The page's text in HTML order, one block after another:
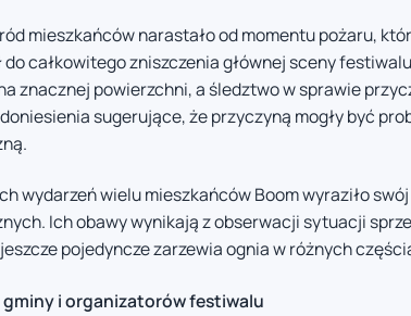
mieszkańców narastało od momentu pożaru,
do całkowitego zniszczenia głównej sceny
znacznej powierzchni, a śledztwo w sprawie
sugerujące, że przyczyną mogły być
wydarzeń wielu mieszkańców Boom wyraziło
Ich obawy wynikają z obserwacji sytuacji
pojedyncze zarzewia ognia w różnych
i organizatorów festiwalu